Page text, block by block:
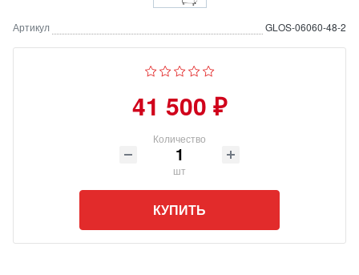
Артикул GLOS-06060-48-2
41 500 ₽
Количество
шт
КУПИТЬ